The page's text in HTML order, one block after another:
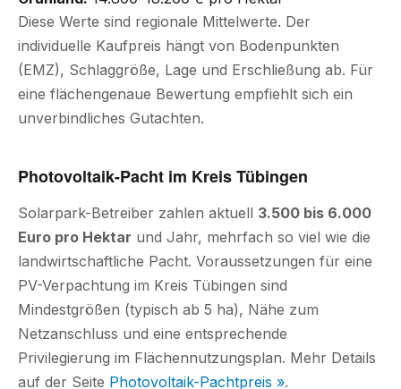
Diese Werte sind regionale Mittelwerte. Der
individuelle Kaufpreis hängt von Bodenpunkten
(EMZ), Schlaggröße, Lage und Erschließung ab. Für
eine flächengenaue Bewertung empfiehlt sich ein
unverbindliches Gutachten.
Photovoltaik-Pacht im Kreis Tübingen
Solarpark-Betreiber zahlen aktuell 3.500 bis 6.000
Euro pro Hektar und Jahr, mehrfach so viel wie die
landwirtschaftliche Pacht. Voraussetzungen für eine
PV-Verpachtung im Kreis Tübingen sind
Mindestgrößen (typisch ab 5 ha), Nähe zum
Netzanschluss und eine entsprechende
Privilegierung im Flächennutzungsplan. Mehr Details
auf der Seite Photovoltaik-Pachtpreis ».